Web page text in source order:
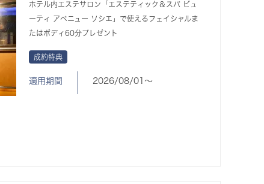
ホテル内エステサロン「エステティック＆スパ ビュ
ーティ アベニュー ソシエ」で使えるフェイシャルま
たはボディ60分プレゼント
成約特典
適用期間 2026/08/01〜